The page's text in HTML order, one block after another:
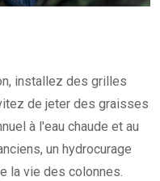
installez des grilles
de jeter des graisses
à l'eau chaude et au
un hydrocurage
la vie des colonnes.